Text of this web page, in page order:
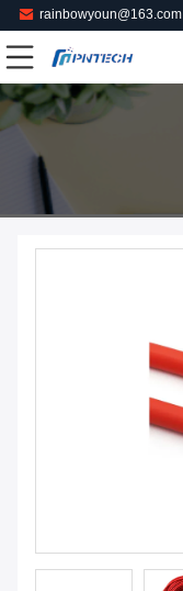
rainbowyoun@163.com